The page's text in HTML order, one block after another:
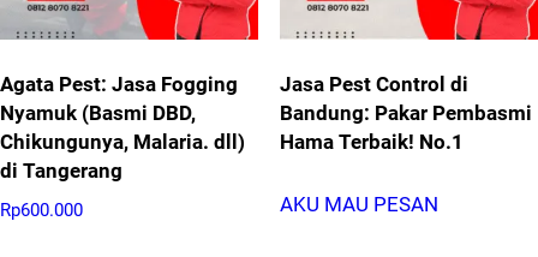
Agata Pest: Jasa Fogging
Nyamuk (Basmi DBD,
Chikungunya, Malaria. dll)
di Tangerang
Rp600.000
Jasa Pest Control di
Bandung: Pakar Pembasmi
Hama Terbaik! No.1
AKU MAU PESAN